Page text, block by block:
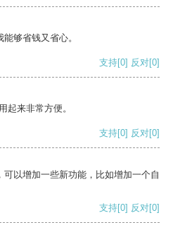
够省钱又省心。
支持[0] 反对[0]
起来非常方便。
支持[0] 反对[0]
以增加一些新功能，比如增加一个自
支持[0] 反对[0]